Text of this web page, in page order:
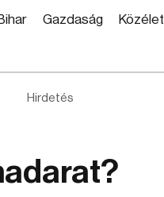
Gazdaság Közélet
Hirdetés